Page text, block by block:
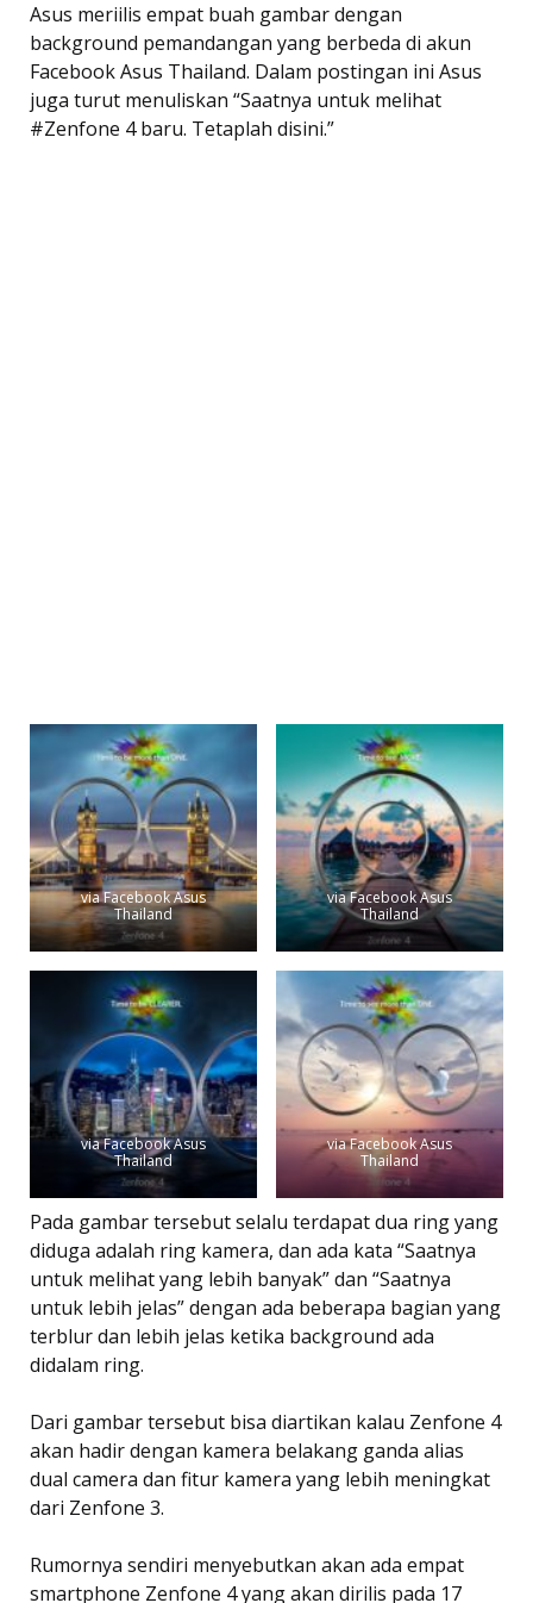
Asus meriilis empat buah gambar dengan
background pemandangan yang berbeda di akun
Facebook Asus Thailand. Dalam postingan ini Asus
juga turut menuliskan “Saatnya untuk melihat
#Zenfone 4 baru. Tetaplah disini.”
via Facebook Asus
Thailand
via Facebook Asus
Thailand
via Facebook Asus
Thailand
via Facebook Asus
Thailand
Pada gambar tersebut selalu terdapat dua ring yang
diduga adalah ring kamera, dan ada kata “Saatnya
untuk melihat yang lebih banyak” dan “Saatnya
untuk lebih jelas” dengan ada beberapa bagian yang
terblur dan lebih jelas ketika background ada
didalam ring.
Dari gambar tersebut bisa diartikan kalau Zenfone 4
akan hadir dengan kamera belakang ganda alias
dual camera dan fitur kamera yang lebih meningkat
dari Zenfone 3.
Rumornya sendiri menyebutkan akan ada empat
smartphone Zenfone 4 yang akan dirilis pada 17